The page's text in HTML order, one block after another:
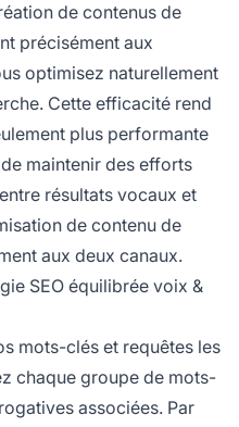
de contenus de
précisément aux
optimisez naturellement
Cette efficacité rend
plus performante
maintenir des efforts
résultats vocaux et
de contenu de
aux deux canaux.
SEO équilibrée voix &
mots-clés et requêtes les
chaque groupe de mots-
associées. Par